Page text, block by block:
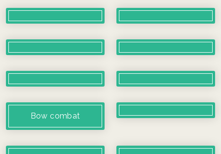
Bow combat